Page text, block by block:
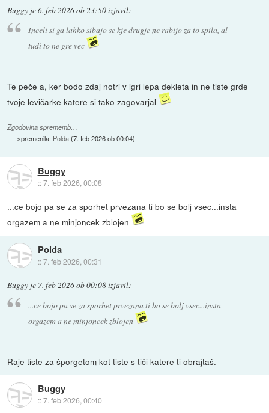
Buggy je6. feb 2026 ob 23:50izjavil:
Inceli si ga lahko sibajo se kje drugje ne rabijo za to spila, al
tudi to ne gre vec
Te peče a, ker bodo zdaj notri v igri lepa dekleta in ne tiste grde
tvoje levičarke katere si tako zagovarjal
Zgodovina sprememb…
spremenila: Polda(7. feb 2026 ob 00:04)
Buggy
::7. feb 2026, 00:08
...ce bojo pa se za sporhet prvezana ti bo se bolj vsec...insta
orgazem a ne minjoncek zblojen
Polda
::7. feb 2026, 00:31
Buggy je 7. feb 2026 ob 00:08izjavil:
...ce bojo pa se za sporhet prvezana ti bo se bolj vsec...insta
orgazem a ne minjoncek zblojen
Raje tiste za šporgetom kot tiste s tiči katere ti obrajtaš.
Buggy
::7. feb 2026, 00:40